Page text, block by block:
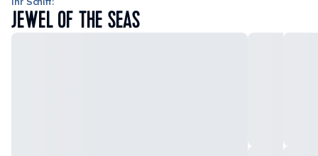
JEWEL OF THE SEAS